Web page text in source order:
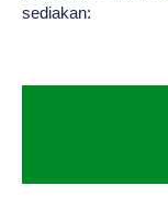
sediakan: